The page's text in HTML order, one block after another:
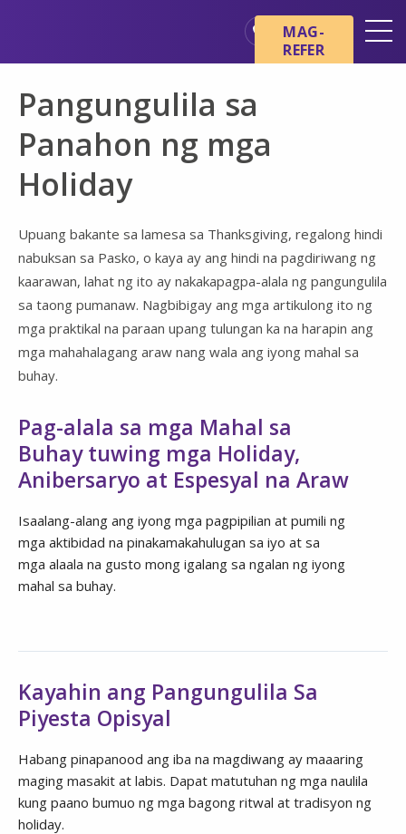
Mga Pangunahing Kaalaman
tungkol sa Hospice
Ang aming mga Serbisyo
Healthcare Professionals
Pamilya at Mga Tagapag-
alaga
MAG-
REFER
Pangungulila sa
Panahon ng mga
Holiday
Upuang bakante sa lamesa sa Thanksgiving, regalong hindi
nabuksan sa Pasko, o kaya ay ang hindi na pagdiriwang ng
kaarawan, lahat ng ito ay nakakapagpa-alala ng pangungulila
sa taong pumanaw. Nagbibigay ang mga artikulong ito ng
mga praktikal na paraan upang tulungan ka na harapin ang
mga mahahalagang araw nang wala ang iyong mahal sa
buhay.
Pag-alala sa mga Mahal sa
Buhay tuwing mga Holiday,
Anibersaryo at Espesyal na Araw
Isaalang-alang ang iyong mga pagpipilian at pumili ng
mga aktibidad na pinakamakahulugan sa iyo at sa
mga alaala na gusto mong igalang sa ngalan ng iyong
mahal sa buhay.
Kayahin ang Pangungulila Sa
Piyesta Opisyal
Habang pinapanood ang iba na magdiwang ay maaaring
maging masakit at labis. Dapat matutuhan ng mga naulila
kung paano bumuo ng mga bagong ritwal at tradisyon ng
holiday.